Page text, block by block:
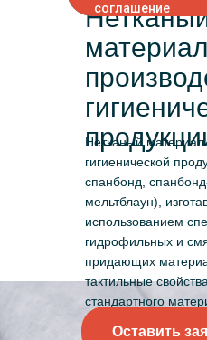
соглашение
Нетканый
гигиенической
спанбонд,
мельтблаун),
использованием
гидрофильных и
придающих
тактильные
стандартного
Оставить